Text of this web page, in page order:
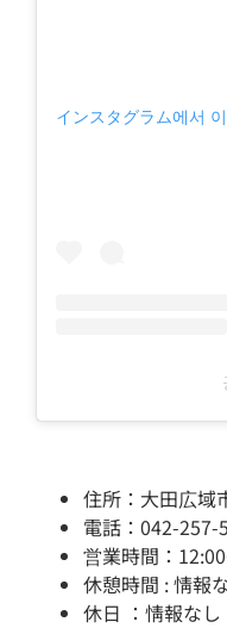
インスタグラム에서
住所：大田広域
電話：042-257-
営業時間：
休憩時間 : 情報
休日 ：情報なし